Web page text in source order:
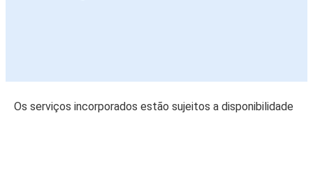
Os serviços incorporados estão sujeitos a disponibilidade